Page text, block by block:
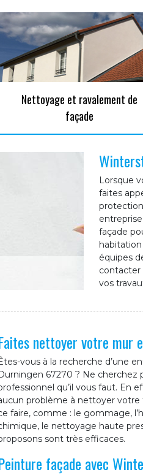
Nettoyage et ravalement de
façade
Lorsque
faites
façade
équipes
contacter
vos
nettoyer votre mur
vous à la recherche d’une
67270 ? Ne cherchez
qu’il vous faut. En
problème à nettoyer votre
faire, comme : le gommage,
le nettoyage haute
sont très efficaces.
façade avec